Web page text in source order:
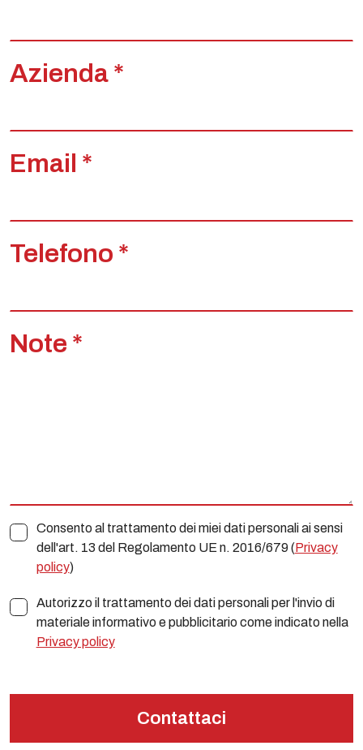
Azienda *
Email *
Telefono *
Note *
Consento al trattamento dei miei dati personali ai sensi
dell'art. 13 del Regolamento UE n. 2016/679 (Privacy
policy)
Autorizzo il trattamento dei dati personali per l'invio di
materiale informativo e pubblicitario come indicato nella
Privacy policy
Contattaci